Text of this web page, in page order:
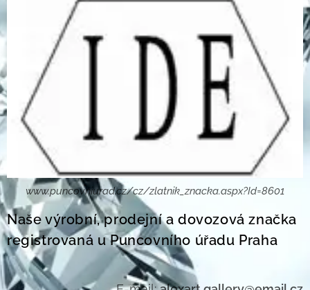
www.puncovniurad.cz/cz/zlatnik_znacka.aspx?Id=8601
Naše výrobní, prodejní a dovozová značka
registrovaná u Puncovního úřadu Praha